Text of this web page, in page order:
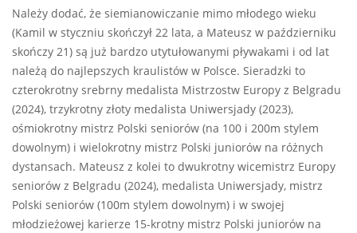
Należy dodać, że siemianowiczanie mimo młodego wieku
(Kamil w styczniu skończył 22 lata, a Mateusz w październiku
skończy 21) są już bardzo utytułowanymi pływakami i od lat
należą do najlepszych kraulistów w Polsce. Sieradzki to
czterokrotny srebrny medalista Mistrzostw Europy z Belgradu
(2024), trzykrotny złoty medalista Uniwersjady (2023),
ośmiokrotny mistrz Polski seniorów (na 100 i 200m stylem
dowolnym) i wielokrotny mistrz Polski juniorów na różnych
dystansach. Mateusz z kolei to dwukrotny wicemistrz Europy
seniorów z Belgradu (2024), medalista Uniwersjady, mistrz
Polski seniorów (100m stylem dowolnym) i w swojej
młodzieżowej karierze 15-krotny mistrz Polski juniorów na